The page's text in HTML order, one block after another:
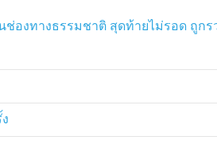
งทางธรรมชาติ สุดท้ายไม่รอด ถูก